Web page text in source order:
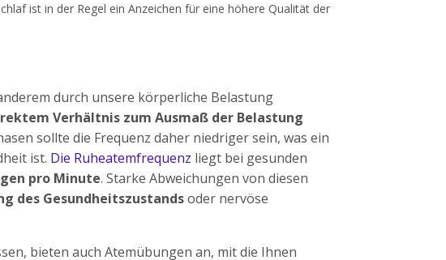
ist in der Regel ein Anzeichen für eine höhere Qualität der
durch unsere körperliche Belastung
Verhältnis zum Ausmaß der Belastung
sollte die Frequenz daher niedriger sein, was ein
ist. Die Ruheatemfrequenz liegt bei gesunden
pro Minute. Starke Abweichungen von diesen
des Gesundheitszustandsoder nervöse
bieten auch Atemübungen an, mit die Ihnen